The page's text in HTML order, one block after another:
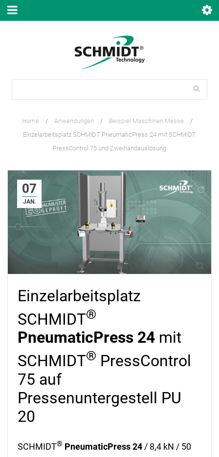
Home / Anwendungen / Beispiel Maschinen Messe
/
Einzelarbeitsplatz SCHMIDT PneumaticPress 24 mit SCHMIDT
PressControl 75 und Zweihandauslösung
07
JAN.
Einzelarbeitsplatz
SCHMIDT®
PneumaticPress 24 mit
SCHMIDT® PressControl
75 auf
Pressenuntergestell PU
20
SCHMIDT® PneumaticPress 24 / 8,4 kN / 50